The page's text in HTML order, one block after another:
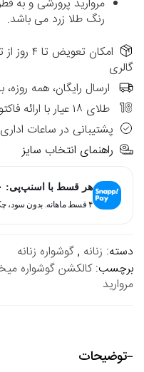
مروارید پرورشی و به قطر حدود 0.5
رنگ طلا زرد می باشد.
امکان
گالری
ارسال رایگان، همه
طلای ۱۸ عیار با ارائه فاکتور رسمی
پشتیبانی در ساعات اداری
راهنمای انتخاب سایز
هر قسط با اسنپ‌پی:
۴ قسط ماهانه. بدون سود، چک و ضامن.
دسته: زنانه ,گوشواره زنانه
برچسب:کالکشن گوشواره
مروارید
توضیحات